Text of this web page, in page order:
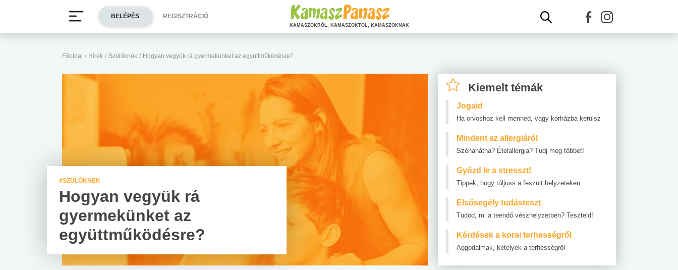
Főoldal / Hírek / Szülőknek / Hogyan vegyük rá gyermekünket az együttműködésre?
#SZÜLŐKNEK
Hogyan vegyük rá
gyermekünket az
együttműködésre?
Kiemelt témák
Jogaid
Ha orvoshoz kell menned, vagy kórházba kerülsz
Mindent az allergiáról
Szénanátha? Ételallergia? Tudj meg többet!
Győzd le a stresszt!
Tippek, hogy túljuss a feszült helyzeteken.
Elsősegély tudásteszt
Tudod, mi a teendő vészhelyzetben? Teszteld!
Kérdések a korai terhességről
Aggodalmak, kételyek a terhességről
BELÉPÉS REGISZTRÁCIÓ
KAMASZOKRÓL, KAMASZOKTÓL, KAMASZOKNAK